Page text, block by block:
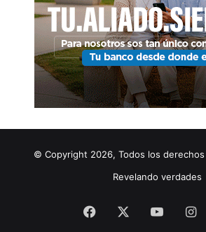
© Copyright 2026, Todos los
Revelando verdades
Facebook